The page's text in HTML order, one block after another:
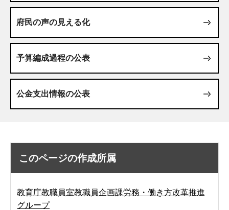
府民の声の見える化
予算編成過程の公表
公金支出情報の公表
このページの作成所属
教育庁教職員室教職員企画課労務・働き方改革推進
グループ